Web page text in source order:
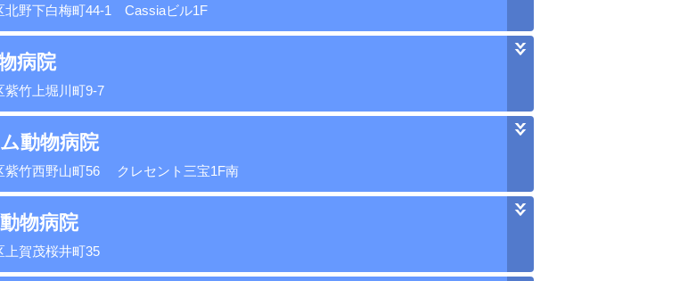
北野下白梅町44-1 Cassiaビル1F
病院
紫竹上堀川町9-7
動物病院
紫竹西野山町56 クレセント三宝1F南
物病院
上賀茂桜井町35